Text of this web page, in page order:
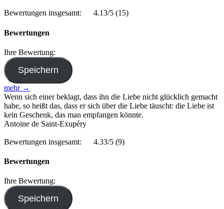
Bewertungen insgesamt: 4.13/5 (15)
Bewertungen
Ihre Bewertung:
mehr →
Wenn sich einer beklagt, dass ihn die Liebe nicht glücklich gemacht
habe, so heißt das, dass er sich über die Liebe täuscht: die Liebe ist
kein Geschenk, das man empfangen könnte.
Antoine de Saint-Exupéry
Bewertungen insgesamt: 4.33/5 (9)
Bewertungen
Ihre Bewertung: